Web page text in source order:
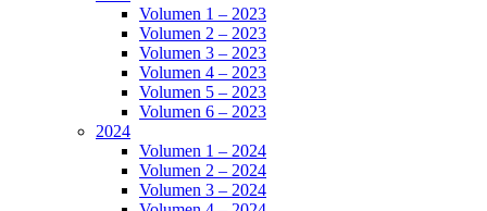
Volumen 1 – 2023
Volumen 2 – 2023
Volumen 3 – 2023
Volumen 4 – 2023
Volumen 5 – 2023
Volumen 6 – 2023
2024
Volumen 1 – 2024
Volumen 2 – 2024
Volumen 3 – 2024